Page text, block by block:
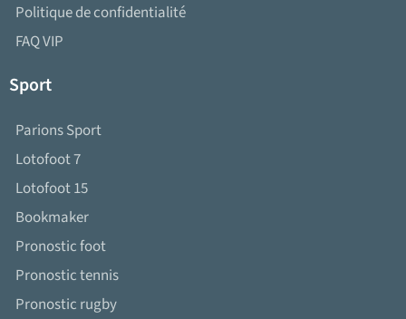
Politique de confidentialité
FAQ VIP
Sport
Parions Sport
Lotofoot 7
Lotofoot 15
Bookmaker
Pronostic foot
Pronostic tennis
Pronostic rugby